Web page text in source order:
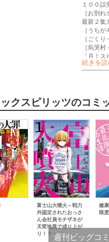
１００
［お別
最新２集
［うち
［ごく
［烏哭
「月！
［スノウ
［気まぐ
「月刊！
新人コミ
毎月募集
スピプレ
スピリッ
『アオア
話』は月
ト・トリ
め』は３
『ディグ
『離婚し
さドラ！
続きを読
クスピリッツのコミ
富士山大噴火～戦力
外認定されたおっさ
ん会社員モチザネが
天変地異で成り上が
り！？～
健
限
週刊ビッグコ